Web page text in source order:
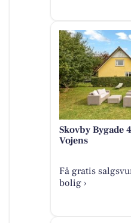
Skovby Bygade
Vojens
Få gratis
bolig ›